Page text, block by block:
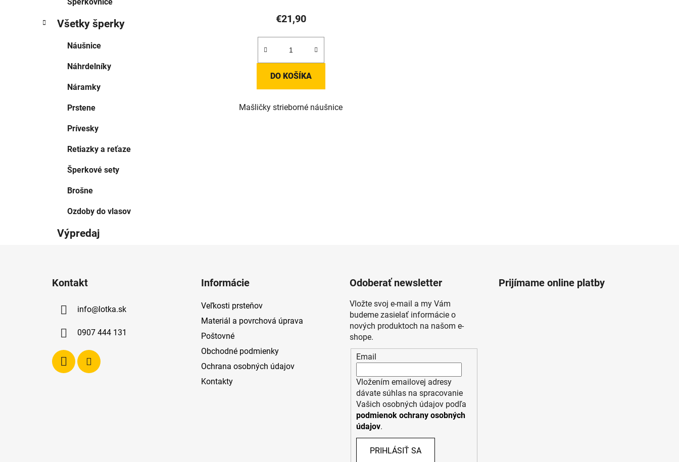
Všetky šperky
Náušnice
Náhrdelníky
Náramky
Prstene
Prívesky
Retiazky a reťaze
Šperkové sety
Brošne
Ozdoby do vlasov
Výpredaj
€21,90
DO KOŠÍKA
Mašličky strieborné náušnice
Kontakt
info@lotka.sk
0907 444 131
Informácie
Veľkosti prsteňov
Materiál a povrchová úprava
Poštovné
Obchodné podmienky
Ochrana osobných údajov
Kontakty
Odoberať newsletter
Vložte svoj e-mail a my Vám
budeme zasielať informácie o
nových produktoch na našom e-
shope.
Email
Vložením emailovej adresy
dávate súhlas na spracovanie
Vašich osobných údajov podľa
podmienok ochrany osobných
údajov.
PRIHLÁSIŤ SA
Prijímame online platby